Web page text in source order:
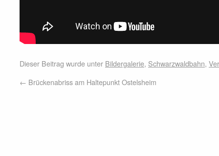
Dieser Beitrag wurde unter Bildergalerie, Schwarzwaldbahn,
← Brückenabriss am Haltepunkt Ostelsheim